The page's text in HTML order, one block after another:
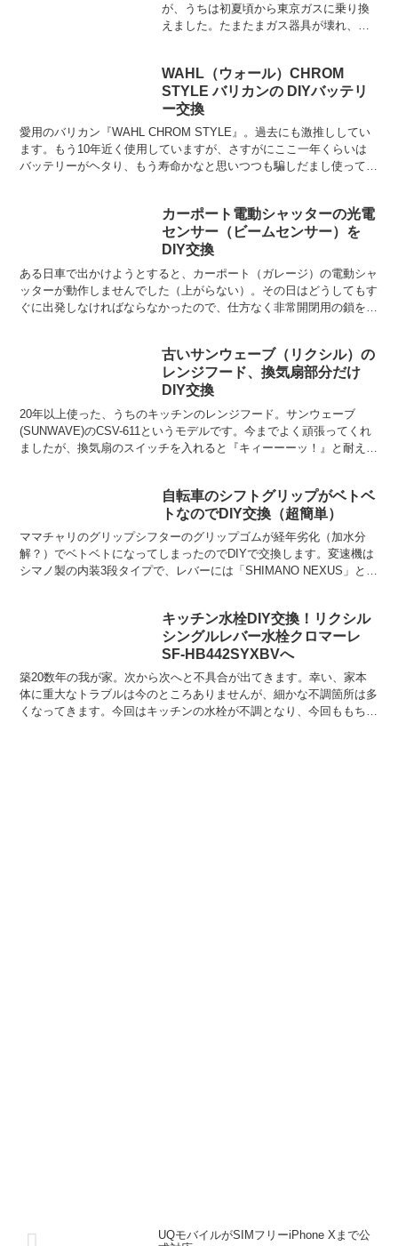
が、うちは初夏頃から東京ガスに乗り換
えました。たまたまガス器具が壊れ、東
即決。決め手になったのは、いわゆる
『縛り』がないこと。他は何...
WAHL（ウォール）CHROM
STYLE バリカンの DIYバッテリ
ー交換
愛用のバリカン『WAHL CHROM STYLE』。過去にも激推ししてい
ます。もう10年近く使用していますが、さすがにここ一年くらいは
バッテリーがヘタり、もう寿命かなと思いつつも騙しだまし使ってい
カーポート電動シャッターの光電
センサー（ビームセンサー）を
DIY交換
ある日車で出かけようとすると、カーポート（ガレージ）の電動シャ
ッターが動作しませんでした（上がらない）。その日はどうしてもす
ぐに出発しなければならなかったので、仕方なく非常開閉用の鎖を5
古いサンウェーブ（リクシル）の
レンジフード、換気扇部分だけ
DIY交換
20年以上使った、うちのキッチンのレンジフード。サンウェーブ
(SUNWAVE)のCSV-611というモデルです。今までよく頑張ってくれ
ましたが、換気扇のスイッチを入れると『キィーーーッ！』と耐えら
自転車のシフトグリップがベトベ
トなのでDIY交換（超簡単）
ママチャリのグリップシフターのグリップゴムが経年劣化（加水分
解？）でベトベトになってしまったのでDIYで交換します。変速機は
シマノ製の内装3段タイプで、レバーには「SHIMANO NEXUS」と書
キッチン水栓DIY交換！リクシル
シングルレバー水栓クロマーレ
SF-HB442SYXBVへ
築20数年の我が家。次から次へと不具合が出てきます。幸い、家本
体に重大なトラブルは今のところありませんが、細かな不調箇所は多
くなってきます。今回はキッチンの水栓が不調となり、今回ももちろ
UQモバイルがSIMフリーiPhone Xまで公